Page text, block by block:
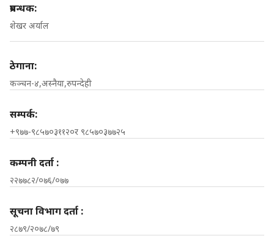
प्रबन्धक:
शेखर अर्याल
ठेगाना:
कञ्चन-४,अस्नैया,रुपन्देही
सम्पर्क:
+९७७-९८५७०३११२०र ९८५७०३७७२५
कम्पनी दर्ता :
२२७७८२/०७६/०७७
सूचना विभाग दर्ता :
२८७९/२०७८/७९